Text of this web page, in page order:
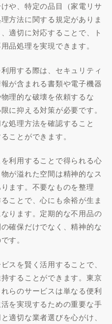
や、特定の品目（家電リサ
方法に関する規定がありま
適切に対応することで、ト
品処理を実現できます。
用する際は、セキュリティ
が含まれる書類や電子機器
理的な破壊を依頼するな
に抑える対策が必要です。
処理方法を確認すること
ことができます。
利用することで得られる心
が溢れた空間は精神的なス
ます。不要なものを整理
ことで、心にも余裕が生ま
ります。定期的な不用品の
確保だけでなく、精神的な
す。
スを賢く活用することで、
することができます。東京
らのサービスは単なる便利
を実現するための重要な手
適切な業者選びを心がけ、